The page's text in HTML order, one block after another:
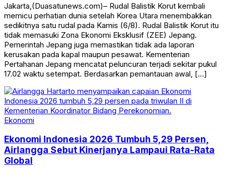
Jakarta,(Duasatunews.com)– Rudal Balistik Korut kembali
memicu perhatian dunia setelah Korea Utara menembakkan
sedikitnya satu rudal pada Kamis (6/8). Rudal Balistik Korut itu
tidak memasuki Zona Ekonomi Eksklusif (ZEE) Jepang.
Pemerintah Jepang juga memastikan tidak ada laporan
kerusakan pada kapal maupun pesawat. Kementerian
Pertahanan Jepang mencatat peluncuran terjadi sekitar pukul
17.02 waktu setempat. Berdasarkan pemantauan awal, […]
Ekonomi
Ekonomi Indonesia 2026 Tumbuh 5,29 Persen,
Airlangga Sebut Kinerjanya Lampaui Rata-Rata
Global